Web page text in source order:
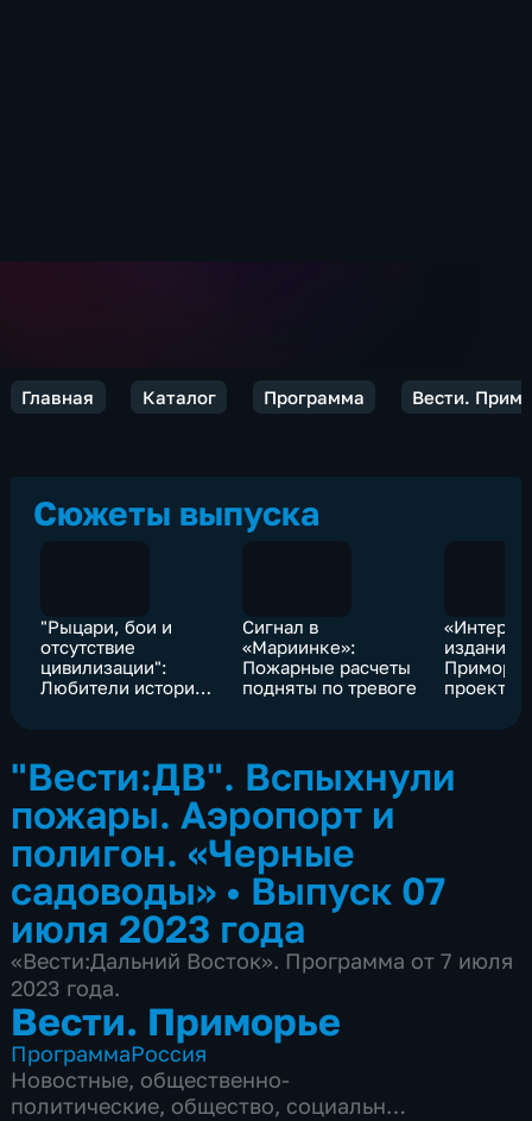
Главная Каталог Программа Вести.
Сюжеты выпуска
"Рыцари, бои и
отсутствие
цивилизации":
Любители истории
Сигнал в
«Мариинке»:
Пожарные расчеты
подняты по тревоге
издания
проект
"Вести:ДВ". Вспыхнули
пожары. Аэропорт и
полигон. «Черные
садоводы» • Выпуск 07
июля 2023 года
«Вести:Дальний Восток». Программа от 7 июля
2023 года.
Вести. Приморье
ПрограммаРоссия
Новостные, общественно-
политические, общество, социально-